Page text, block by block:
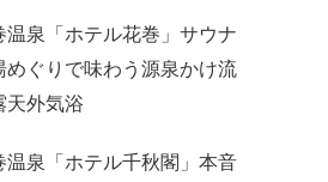
温泉「ホテル花巻」サウナ
めぐりで味わう源泉かけ流
天外気浴
温泉「ホテル千秋閣」本音